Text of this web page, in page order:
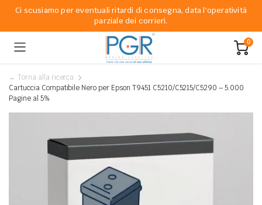
Ci scusiamo per eventuali ritardi di consegna, data l'operatività
parziale dei corrieri.
0
← Torna alla ricerca
Cartuccia Compatibile Nero per Epson T9451 C5210/C5215/C5290 – 5.000
Pagine al 5%